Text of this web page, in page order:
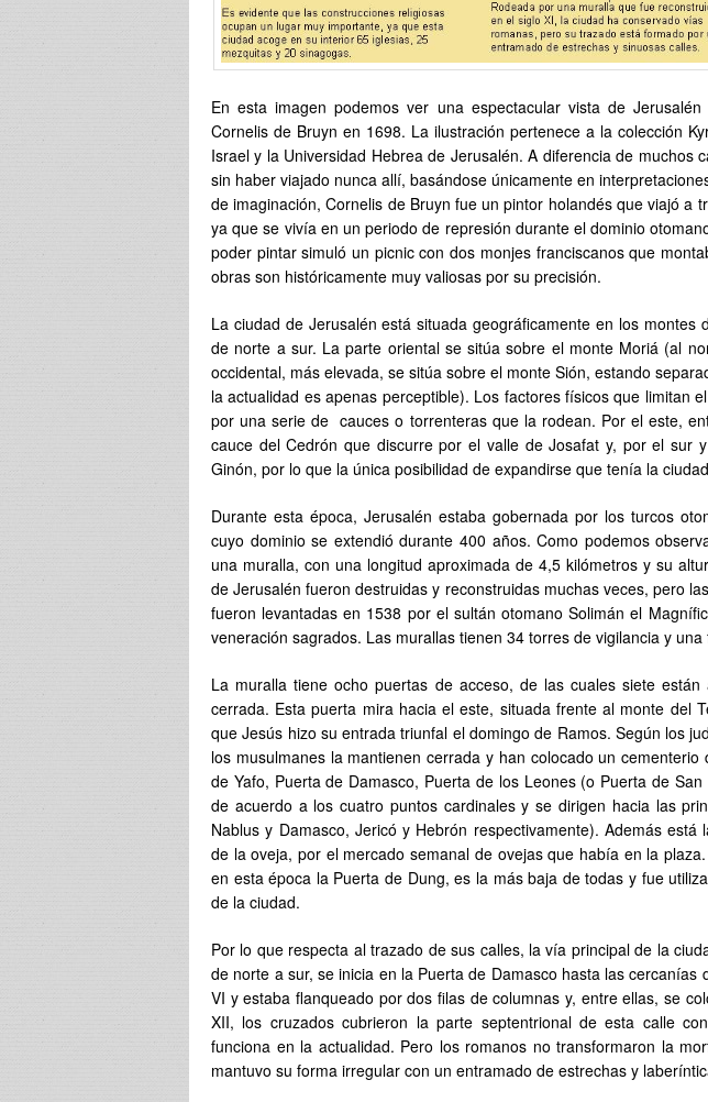
En esta imagen podemos ver una espectacular vista de
Cornelis de Bruyn en 1698. La ilustración pertenece a la colección
Israel y la Universidad Hebrea de Jerusalén. A diferencia de muchos
sin haber viajado nunca allí, basándose únicamente en
de imaginación, Cornelis de Bruyn fue un pintor holandés que viajó a
ya que se vivía en un periodo de represión durante el dominio
poder pintar simuló un picnic con dos monjes franciscanos que
obras son históricamente muy valiosas por su precisión.
La ciudad de Jerusalén está situada geográficamente en los
de norte a sur. La parte oriental se sitúa sobre el monte Moriá (al
occidental, más elevada, se sitúa sobre el monte Sión, estando
la actualidad es apenas perceptible). Los factores físicos que limitan
por una serie de cauces o torrenteras que la rodean. Por el este,
cauce del Cedrón que discurre por el valle de Josafat y, por el sur
Ginón, por lo que la única posibilidad de expandirse que tenía la
Durante esta época, Jerusalén estaba gobernada por los turcos
cuyo dominio se extendió durante 400 años. Como podemos
una muralla, con una longitud aproximada de 4,5 kilómetros y su
de Jerusalén fueron destruidas y reconstruidas muchas veces, pero
fueron levantadas en 1538 por el sultán otomano Solimán el
veneración sagrados. Las murallas tienen 34 torres de vigilancia y
La muralla tiene ocho puertas de acceso, de las cuales siete
cerrada. Esta puerta mira hacia el este, situada frente al monte del
que Jesús hizo su entrada triunfal el domingo de Ramos. Según los
los musulmanes la mantienen cerrada y han colocado un
de Yafo, Puerta de Damasco, Puerta de los Leones (o Puerta de
de acuerdo a los cuatro puntos cardinales y se dirigen hacia las
Nablus y Damasco, Jericó y Hebrón respectivamente). Además
de la oveja, por el mercado semanal de ovejas que había en la
en esta época la Puerta de Dung, es la más baja de todas y fue
de la ciudad.
Por lo que respecta al trazado de sus calles, la vía principal de la
de norte a sur, se inicia en la Puerta de Damasco hasta las
VI y estaba flanqueado por dos filas de columnas y, entre ellas, se
XII, los cruzados cubrieron la parte septentrional de esta calle
funciona en la actualidad. Pero los romanos no transformaron la
mantuvo su forma irregular con un entramado de estrechas y